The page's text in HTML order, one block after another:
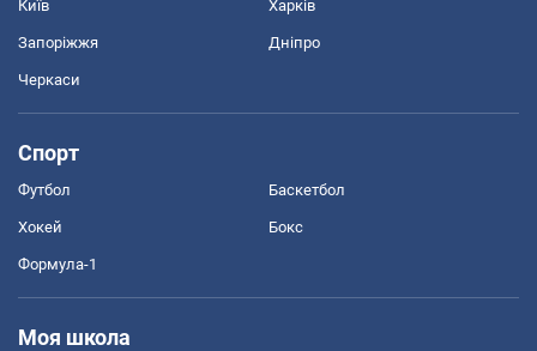
Київ Харків
Запоріжжя Дніпро
Черкаси
Спорт
Футбол Баскетбол
Хокей Бокс
Формула-1
Моя школа